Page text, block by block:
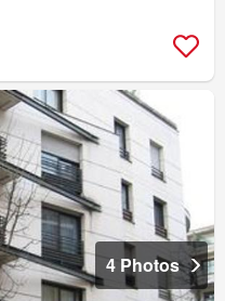
4 Photos